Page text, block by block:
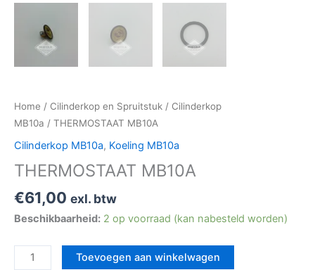
Home / Cilinderkop en Spruitstuk / Cilinderkop
MB10a / THERMOSTAAT MB10A
Cilinderkop MB10a, Koeling MB10a
THERMOSTAAT MB10A
€61,00 exl. btw
Beschikbaarheid: 2 op voorraad (kan nabesteld worden)
Toevoegen aan winkelwagen